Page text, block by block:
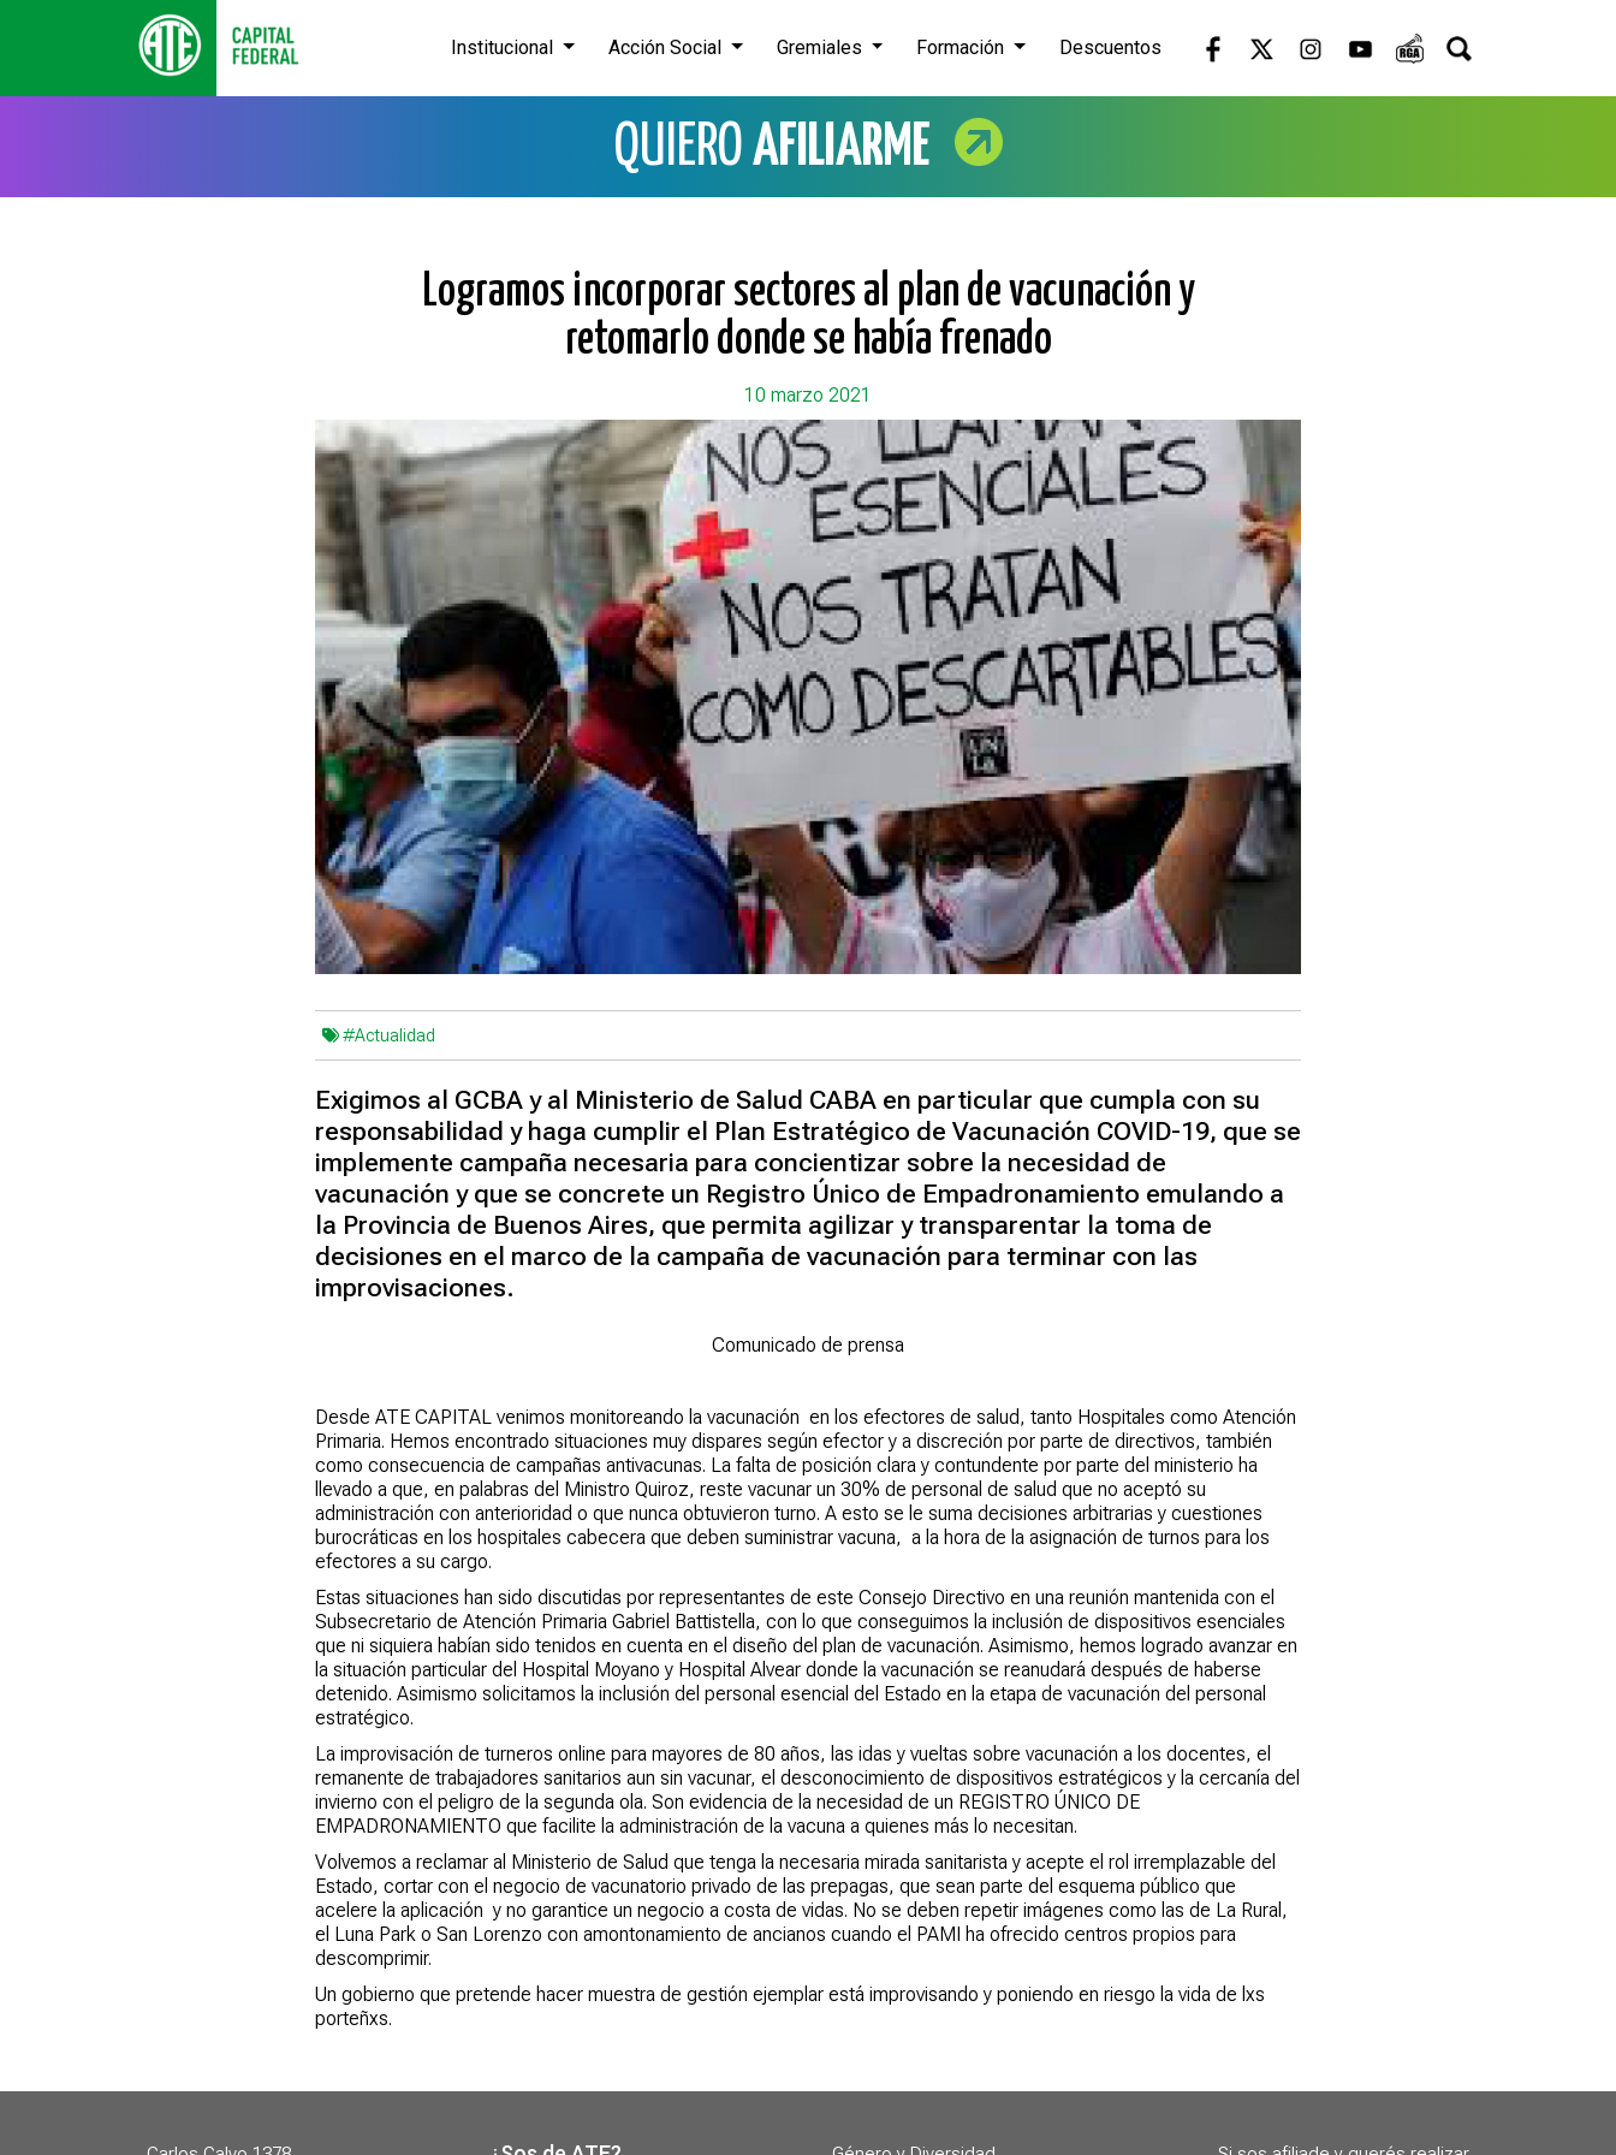
Institucional Acción Social Gremiales Formación Descuentos
QUIEROAFILIARME
Logramos incorporar sectores al plan de vacunación y
retomarlo donde se había frenado
10 marzo 2021
#Actualidad
Exigimos al GCBA y al Ministerio de Salud CABA en particular que cumpla con su
responsabilidad y haga cumplir el Plan Estratégico de Vacunación COVID-19, que se
implemente campaña necesaria para concientizar sobre la necesidad de
vacunación y que se concrete un Registro Único de Empadronamiento emulando a
la Provincia de Buenos Aires, que permita agilizar y transparentar la toma de
decisiones en el marco de la campaña de vacunación para terminar con las
improvisaciones.
Comunicado de prensa
Desde ATE CAPITAL venimos monitoreando la vacunación en los efectores de salud, tanto Hospitales como Atención
Primaria. Hemos encontrado situaciones muy dispares según efector y a discreción por parte de directivos, también
como consecuencia de campañas antivacunas. La falta de posición clara y contundente por parte del ministerio ha
llevado a que, en palabras del Ministro Quiroz, reste vacunar un 30% de personal de salud que no aceptó su
administración con anterioridad o que nunca obtuvieron turno. A esto se le suma decisiones arbitrarias y cuestiones
burocráticas en los hospitales cabecera que deben suministrar vacuna, a la hora de la asignación de turnos para los
efectores a su cargo.
Estas situaciones han sido discutidas por representantes de este Consejo Directivo en una reunión mantenida con el
Subsecretario de Atención Primaria Gabriel Battistella, con lo que conseguimos la inclusión de dispositivos esenciales
que ni siquiera habían sido tenidos en cuenta en el diseño del plan de vacunación. Asimismo, hemos logrado avanzar en
la situación particular del Hospital Moyano y Hospital Alvear donde la vacunación se reanudará después de haberse
detenido. Asimismo solicitamos la inclusión del personal esencial del Estado en la etapa de vacunación del personal
estratégico.
La improvisación de turneros online para mayores de 80 años, las idas y vueltas sobre vacunación a los docentes, el
remanente de trabajadores sanitarios aun sin vacunar, el desconocimiento de dispositivos estratégicos y la cercanía del
invierno con el peligro de la segunda ola. Son evidencia de la necesidad de un REGISTRO ÚNICO DE
EMPADRONAMIENTO que facilite la administración de la vacuna a quienes más lo necesitan.
Volvemos a reclamar al Ministerio de Salud que tenga la necesaria mirada sanitarista y acepte el rol irremplazable del
Estado, cortar con el negocio de vacunatorio privado de las prepagas, que sean parte del esquema público que
acelere la aplicación y no garantice un negocio a costa de vidas. No se deben repetir imágenes como las de La Rural,
el Luna Park o San Lorenzo con amontonamiento de ancianos cuando el PAMI ha ofrecido centros propios para
descomprimir.
Un gobierno que pretende hacer muestra de gestión ejemplar está improvisando y poniendo en riesgo la vida de lxs
porteñxs.